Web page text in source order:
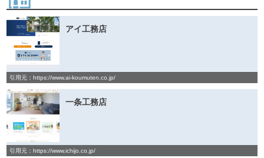
アイ工務店
引用元：https://www.ai-koumuten.co.jp/
一条工務店
引用元：https://www.ichijo.co.jp/